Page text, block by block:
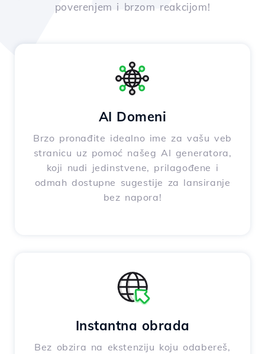
poverenjem i brzom reakcijom!
AI Domeni
Brzo pronađite idealno ime za vašu veb
stranicu uz pomoć našeg AI generatora,
koji nudi jedinstvene, prilagođene i
odmah dostupne sugestije za lansiranje
bez napora!
Instantna obrada
Bez obzira na ekstenziju koju odabereš,